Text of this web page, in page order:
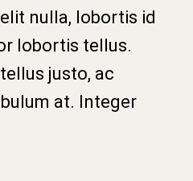
nulla, lobortis id
lobortis tellus.
justo, ac
at. Integer